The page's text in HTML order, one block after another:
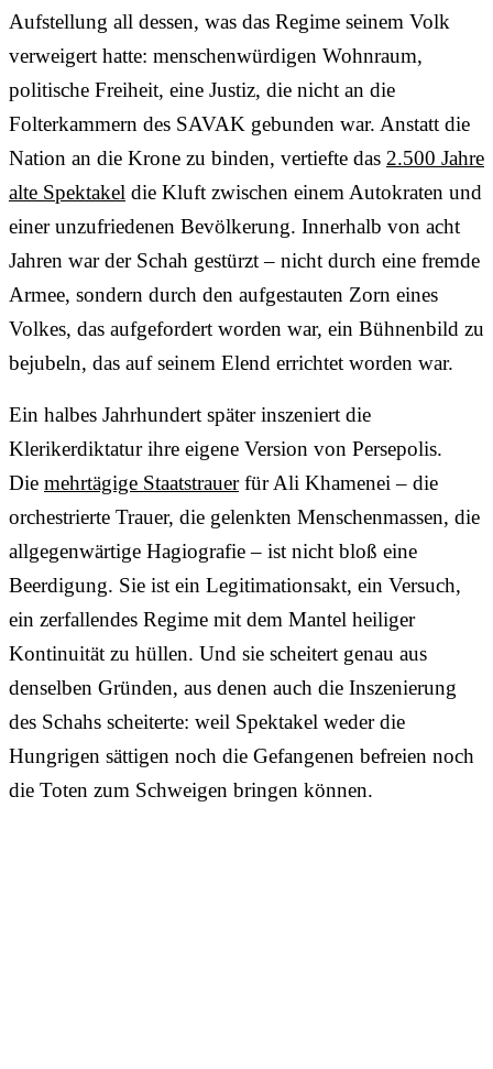
Aufstellung all dessen, was das Regime seinem Volk
verweigert hatte: menschenwürdigen Wohnraum,
politische Freiheit, eine Justiz, die nicht an die
Folterkammern des SAVAK gebunden war. Anstatt die
Nation an die Krone zu binden, vertiefte das 2.500 Jahre
alte Spektakel die Kluft zwischen einem Autokraten und
einer unzufriedenen Bevölkerung. Innerhalb von acht
Jahren war der Schah gestürzt – nicht durch eine fremde
Armee, sondern durch den aufgestauten Zorn eines
Volkes, das aufgefordert worden war, ein Bühnenbild zu
bejubeln, das auf seinem Elend errichtet worden war.
Ein halbes Jahrhundert später inszeniert die
Klerikerdiktatur ihre eigene Version von Persepolis.
Die mehrtägige Staatstrauerfür Ali Khamenei – die
orchestrierte Trauer, die gelenkten Menschenmassen, die
allgegenwärtige Hagiografie – ist nicht bloß eine
Beerdigung. Sie ist ein Legitimationsakt, ein Versuch,
ein zerfallendes Regime mit dem Mantel heiliger
Kontinuität zu hüllen. Und sie scheitert genau aus
denselben Gründen, aus denen auch die Inszenierung
des Schahs scheiterte: weil Spektakel weder die
Hungrigen sättigen noch die Gefangenen befreien noch
die Toten zum Schweigen bringen können.